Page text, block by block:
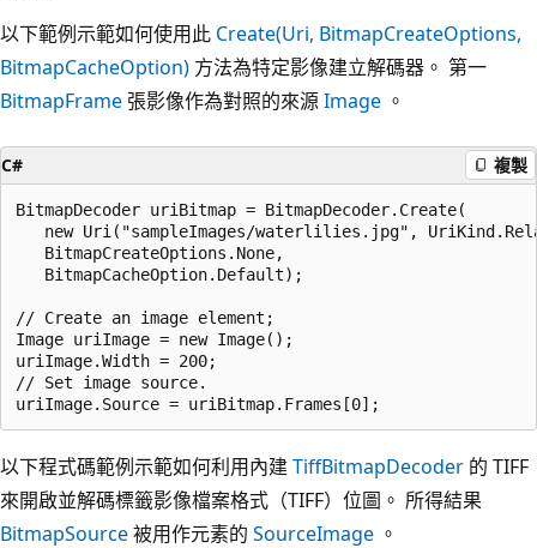
以下範例示範如何使用此 Create(Uri, BitmapCreateOptions,
BitmapCacheOption) 方法為特定影像建立解碼器。 第一
BitmapFrame 張影像作為對照的來源Image 。
C# 複製
BitmapDecoder uriBitmap = BitmapDecoder.Create(
new Uri("sampleImages/waterlilies.jpg",
   BitmapCreateOptions.None,
   BitmapCacheOption.Default);
// Create an image element;
Image uriImage = new Image();
uriImage.Width = 200;
// Set image source.
以下程式碼範例示範如何利用內建TiffBitmapDecoder 的 TIFF
來開啟並解碼標籤影像檔案格式（TIFF）位圖。 所得結果
BitmapSource被用作元素的 SourceImage 。